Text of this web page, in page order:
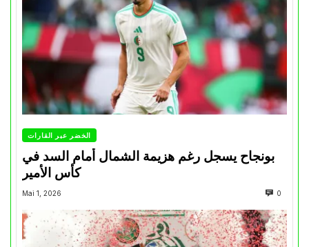
الخضر عبر القارات
بونجاح يسجل رغم هزيمة الشمال أمام السد في
كأس الأمير
Mai 1, 2026 0